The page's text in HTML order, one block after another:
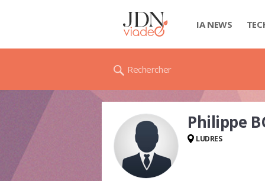
IA NEWS
Rechercher
Philippe
LUDRES